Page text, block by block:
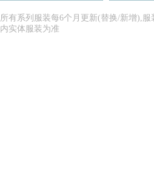
所有系列服装每6个月更新(替换/新增),服
内实体服装为准